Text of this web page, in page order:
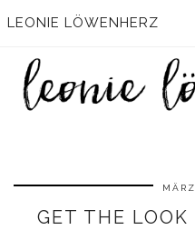
LEONIE LÖWENHERZ
GET THE